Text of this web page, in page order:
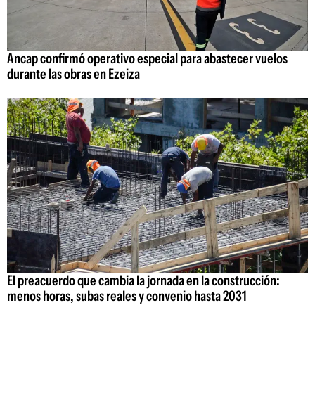
Ancap confirmó operativo especial para abastecer vuelos
durante las obras en Ezeiza
El preacuerdo que cambia la jornada en la construcción:
menos horas, subas reales y convenio hasta 2031